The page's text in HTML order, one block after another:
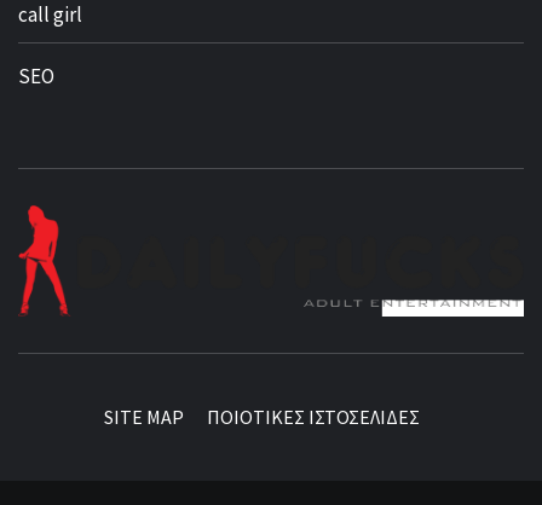
call girl
SEO
SITE MAP ΠΟΙΟΤΙΚΕΣ ΙΣΤΟΣΕΛΙΔΕΣ